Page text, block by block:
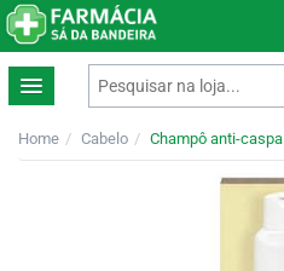
Home Cabelo Champô anti-caspa